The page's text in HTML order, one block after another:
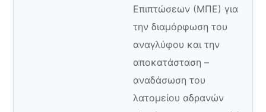
Επιπτώσεων (ΜΠΕ) για
την διαμόρφωση του
αναγλύφου και την
αποκατάσταση –
αναδάσωση του
λατομείου αδρανών